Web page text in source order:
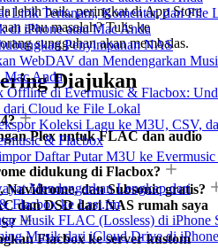
Lirik Tertanam, Komentar, dan File
di iPhone atau Mac Anda
Penyimpanan NAS
WebDAV dan Mendengarkan
Mac Anda
Offline di Evermusic & Flacbox:
dari Cloud ke File Lokal
Koleksi Lagu ke M3U, CSV,
& Flacbox
Daftar Putar M3U ke Evermusic
Mendengarkan Lengkap dari
Flacbox ke Last.fm
Musik FLAC (Lossless) di iPhone
Musik dari iCloud Drive di
lebih baik, peringkat di App Store
atau masalah? Tulis ke
sungguhan akan membalas.
Diajukan
Plex untuk FLAC dan audio
didukung di Flacbox?
dan Subsonic gratis?
dan DSD dari NAS rumah saya
Flacbox ke server kustom